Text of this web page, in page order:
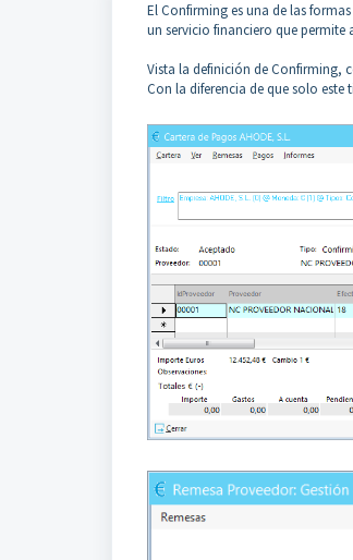
El Confirming es una de las
un servicio financiero que permite
Vista la definición de Confirming,
Con la diferencia de que solo